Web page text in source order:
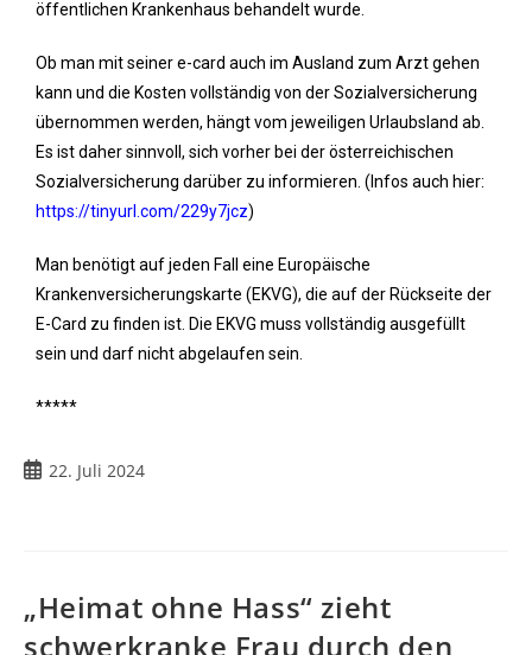
öffentlichen Krankenhaus behandelt wurde.
Ob man mit seiner e-card auch im Ausland zum Arzt gehen
kann und die Kosten vollständig von der Sozialversicherung
übernommen werden, hängt vom jeweiligen Urlaubsland ab.
Es ist daher sinnvoll, sich vorher bei der österreichischen
Sozialversicherung darüber zu informieren. (Infos auch hier:
https://tinyurl.com/229y7jcz)
Man benötigt auf jeden Fall eine Europäische
Krankenversicherungskarte (EKVG), die auf der Rückseite der
E-Card zu finden ist. Die EKVG muss vollständig ausgefüllt
sein und darf nicht abgelaufen sein.
*****
22. Juli 2024
„Heimat ohne Hass“ zieht
schwerkranke Frau durch den